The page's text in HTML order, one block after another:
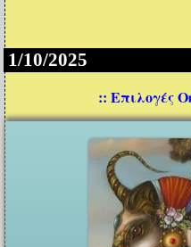
1/10/2025
:: Επιλογές